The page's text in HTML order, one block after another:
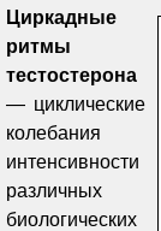
Циркадные
ритмы
тестостерона
— циклические
колебания
интенсивности
различных
биологических